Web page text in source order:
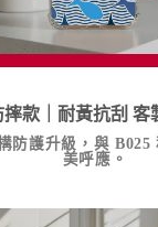
摔款｜耐黃抗刮 客
防護升級，與 B025
美呼應。